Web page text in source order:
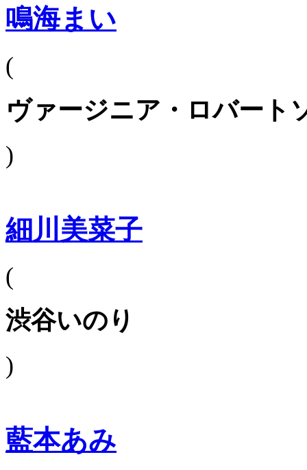
鳴海まい
(
ヴァージニア・ロバート
)
細川美菜子
(
渋谷いのり
)
藍本あみ